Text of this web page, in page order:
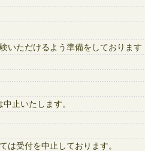
いただけるよう準備をしております
止いたします。
は受付を中止しております。